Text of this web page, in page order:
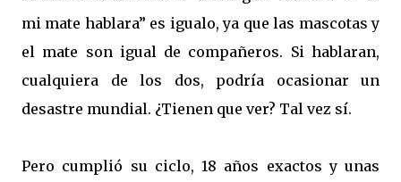
mi mate hablara” es igualo, ya que las mascotas y
el mate son igual de compañeros. Si hablaran,
cualquiera de los dos, podría ocasionar un
desastre mundial. ¿Tienen que ver? Tal vez sí.
Pero cumplió su ciclo, 18 años exactos y unas